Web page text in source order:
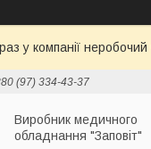
у компанії
(97) 334-43-37
Виробник медичного
обладнання "Заповіт"